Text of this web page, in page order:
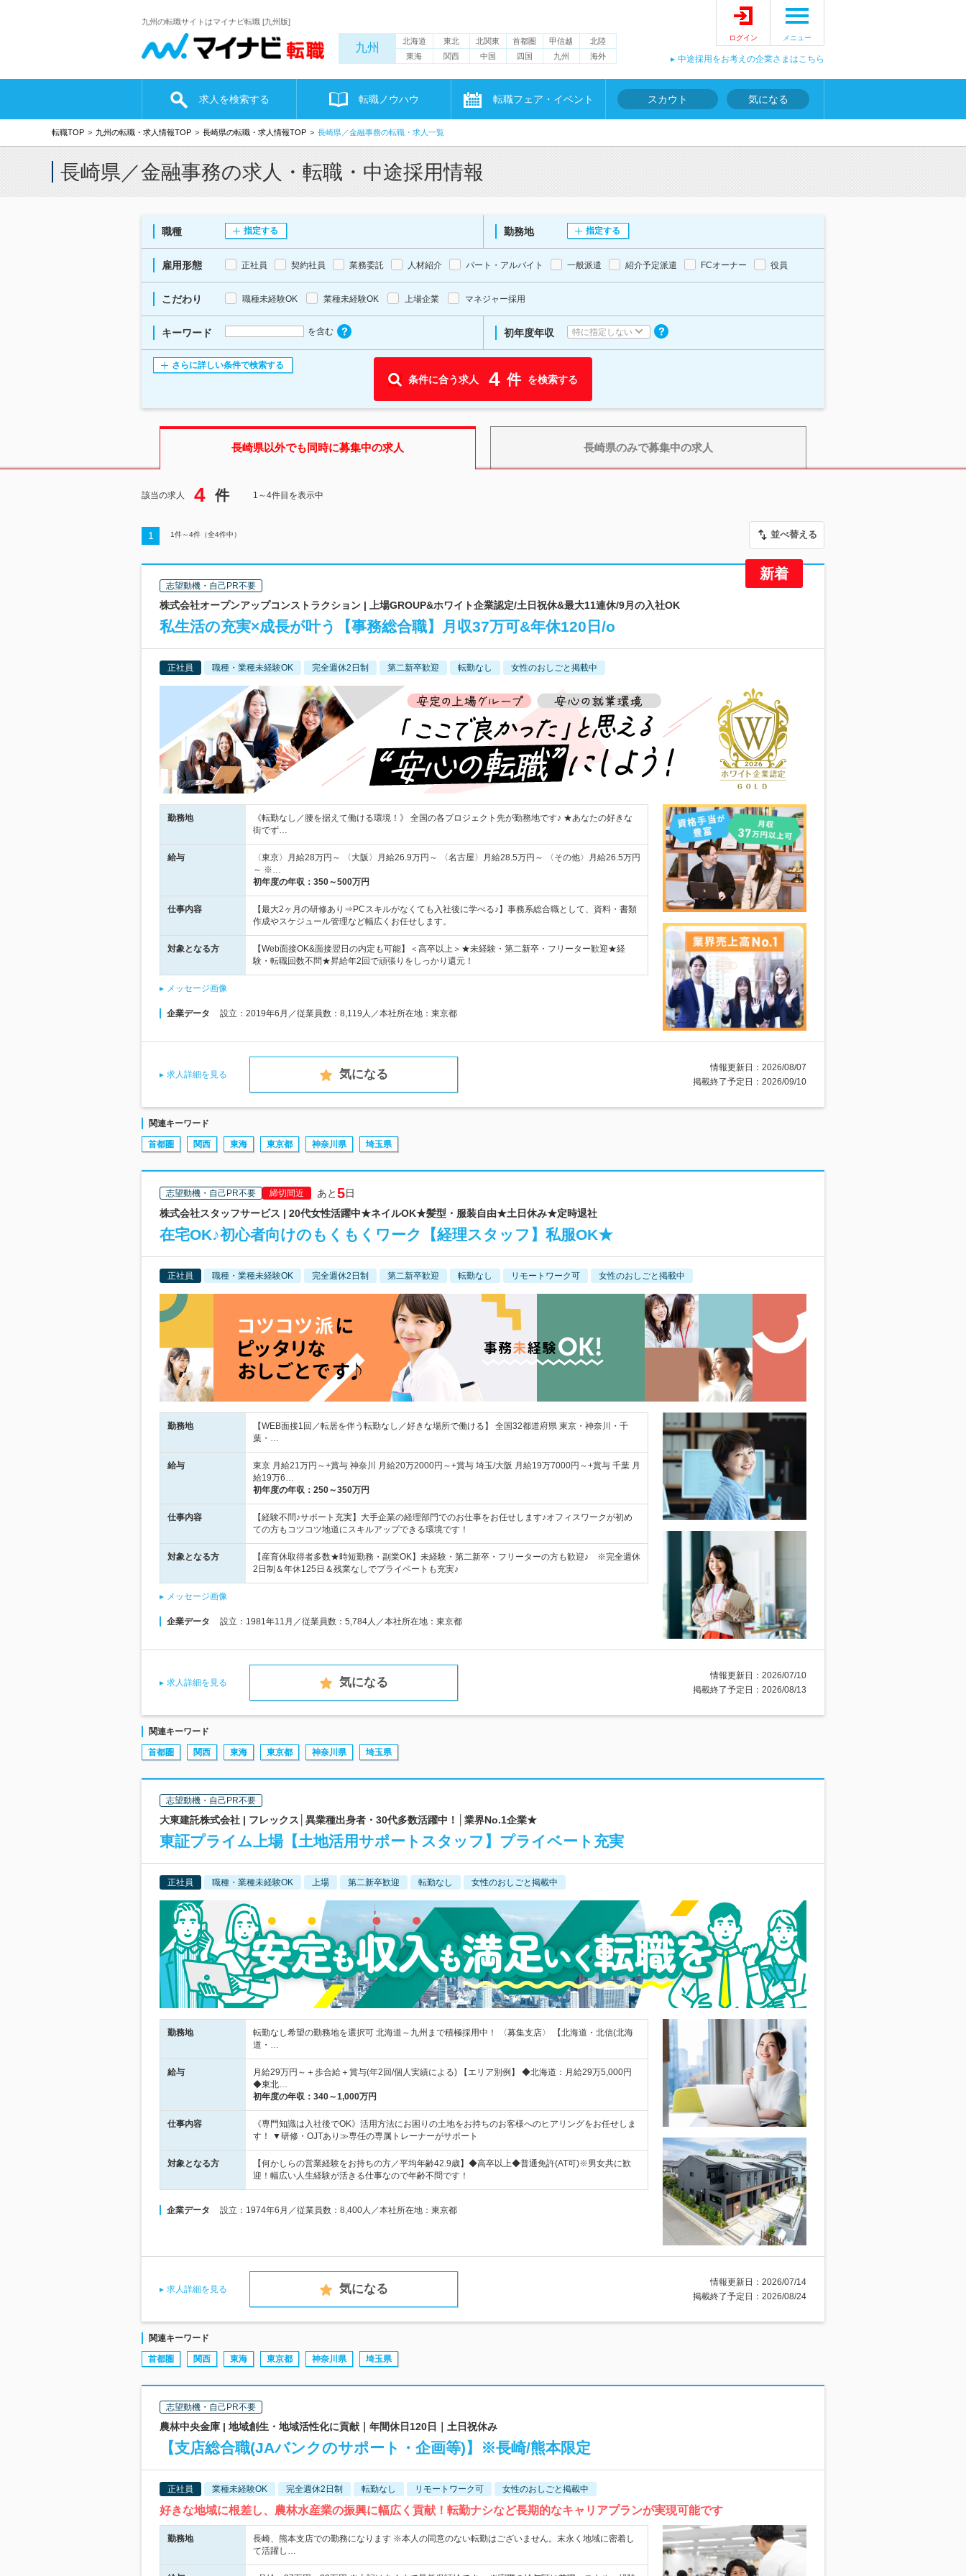
九州の転職サイトはマイナビ転職 [九州版]
九州 北海道 東北 北関東 首都圏 甲信越
北陸
東海
関西 中国 四国 九州 海外
ログイン メニュー
中途採用をお考えの企業さまはこちら
求人を検索する 転職ノウハウ 転職フェア・イベント スカウト 気になる
転職TOP 九州の転職・求人情報TOP 長崎県の転職・求人情報TOP 長崎県／金融事務の転職・求人一覧
長崎県／金融事務の求人・転職・中途採用情報
職種 指定する 勤務地 指定する
雇用形態 正社員 契約社員 業務委託 人材紹介 パート・アルバイト 一般派遣 紹介予定派遣 FCオーナー 役員
こだわり 職種未経験OK 業種未経験OK 上場企業 マネジャー採用
キーワード を含む 初年度年収 特に指定しない
さらに詳しい条件で検索する
条件に合う求人 4 件 を検索する
長崎県以外でも同時に募集中の求人 長崎県のみで募集中の求人
該当の求人 4 件 1～4件目を表示中
1 1件～4件（全4件中） 並べ替える
志望動機・自己PR不要
株式会社オープンアップコンストラクション | 上場GROUP&ホワイト企業認定/土日祝休&最大11連休/9月の入社OK
私生活の充実×成長が叶う【事務総合職】月収37万可&年休120日/o
正社員 職種・業種未経験OK 完全週休2日制 第二新卒歓迎 転勤なし 女性のおしごと掲載中
勤務地
《転勤なし／腰を据えて働ける環境！》 全国の各プロジェクト先が勤務地です♪ ★あなたの好きな
街でず…
給与
〈東京〉月給28万円～ 〈大阪〉月給26.9万円～ 〈名古屋〉月給28.5万円～ 〈その他〉月給26.5万円
～ ※…
初年度の年収： 350～500万円
仕事内容
【最大2ヶ月の研修あり⇒PCスキルがなくても入社後に学べる♪】事務系総合職として、資料・書類
作成やスケジュール管理など幅広くお任せします。
対象となる方
【Web面接OK&面接翌日の内定も可能】＜高卒以上＞★未経験・第二新卒・フリーター歓迎★経
験・転職回数不問★昇給年2回で頑張りをしっかり還元！
メッセージ画像
企業データ 設立：2019年6月／従業員数：8,119人／本社所在地：東京都
求人詳細を見る 気になる
情報更新日：2026/08/07
掲載終了予定日：2026/09/10
関連キーワード
首都圏 関西 東海 東京都 神奈川県 埼玉県
志望動機・自己PR不要 締切間近 あと5日
株式会社スタッフサービス | 20代女性活躍中★ネイルOK★髪型・服装自由★土日休み★定時退社
在宅OK♪初心者向けのもくもくワーク【経理スタッフ】私服OK★
正社員 職種・業種未経験OK 完全週休2日制 第二新卒歓迎 転勤なし リモートワーク可 女性のおしごと掲載中
勤務地
【WEB面接1回／転居を伴う転勤なし／好きな場所で働ける】 全国32都道府県 東京・神奈川・千
葉・…
給与
東京 月給21万円～+賞与 神奈川 月給20万2000円～+賞与 埼玉/大阪 月給19万7000円～+賞与 千葉 月
給19万6…
初年度の年収： 250～350万円
仕事内容
【経験不問♪サポート充実】大手企業の経理部門でのお仕事をお任せします♪オフィスワークが初め
ての方もコツコツ地道にスキルアップできる環境です！
対象となる方
【産育休取得者多数★時短勤務・副業OK】未経験・第二新卒・フリーターの方も歓迎♪ ※完全週休
2日制＆年休125日＆残業なしでプライベートも充実♪
メッセージ画像
企業データ 設立：1981年11月／従業員数：5,784人／本社所在地：東京都
求人詳細を見る 気になる
情報更新日：2026/07/10
掲載終了予定日：2026/08/13
関連キーワード
首都圏 関西 東海 東京都 神奈川県 埼玉県
志望動機・自己PR不要
大東建託株式会社 | フレックス│異業種出身者・30代多数活躍中！│業界No.1企業★
東証プライム上場【土地活用サポートスタッフ】プライベート充実
正社員 職種・業種未経験OK 上場 第二新卒歓迎 転勤なし 女性のおしごと掲載中
勤務地
転勤なし希望の勤務地を選択可 北海道～九州まで積極採用中！ 〈募集支店〉 【北海道・北信(北海
道・…
給与
月給29万円～＋歩合給＋賞与(年2回/個人実績による) 【エリア別例】 ◆北海道：月給29万5,000円
◆東北…
初年度の年収： 340～1,000万円
仕事内容
《専門知識は入社後でOK》活用方法にお困りの土地をお持ちのお客様へのヒアリングをお任せしま
す！ ▼研修・OJTあり≫専任の専属トレーナーがサポート
対象となる方
【何かしらの営業経験をお持ちの方／平均年齢42.9歳】◆高卒以上◆普通免許(AT可)※男女共に歓
迎！幅広い人生経験が活きる仕事なので年齢不問です！
企業データ 設立：1974年6月／従業員数：8,400人／本社所在地：東京都
求人詳細を見る 気になる
情報更新日：2026/07/14
掲載終了予定日：2026/08/24
関連キーワード
首都圏 関西 東海 東京都 神奈川県 埼玉県
志望動機・自己PR不要
農林中央金庫 | 地域創生・地域活性化に貢献｜年間休日120日｜土日祝休み
【支店総合職(JAバンクのサポート・企画等)】※長崎/熊本限定
正社員 業種未経験OK 完全週休2日制 転勤なし リモートワーク可 女性のおしごと掲載中
好きな地域に根差し、農林水産業の振興に幅広く貢献！転勤ナシなど長期的なキャリアプランが実現可能です
勤務地
長崎、熊本支店での勤務になります ※本人の同意のない転勤はございません。末永く地域に密着し
て活躍し…